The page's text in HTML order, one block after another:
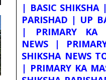
| BASIC SHIKSHA
PARISHAD | UP
| PRIMARY KA
NEWS |
SHIKSHA NEWS
| PRIMARY KA